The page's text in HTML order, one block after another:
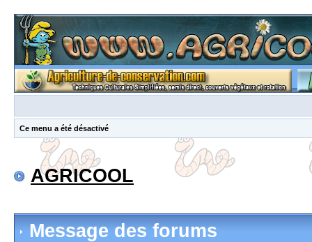
Ce menu a été désactivé
AGRICOOL
Message des forums